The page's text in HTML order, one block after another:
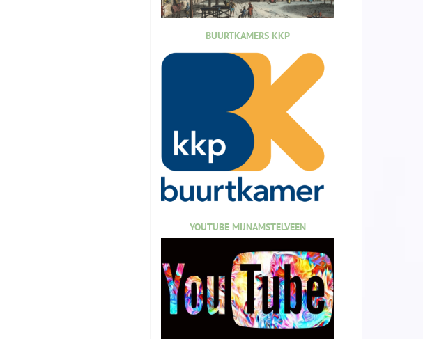
BUURTKAMERS KKP
YOUTUBE MIJNAMSTELVEEN